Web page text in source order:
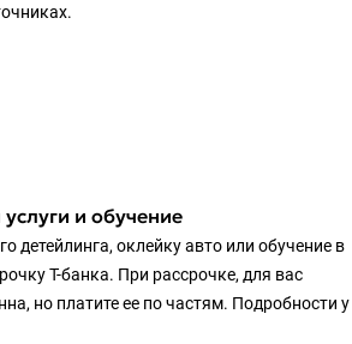
и обучение
детейлинга, оклейку авто или обучение в
Т-банка. При рассрочке, для вас
но платите ее по частям. Подробности у